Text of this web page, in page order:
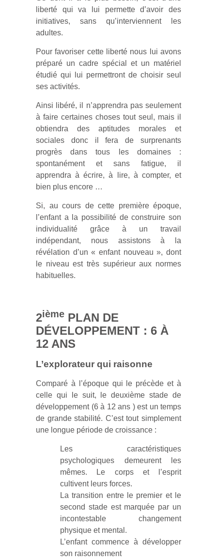
liberté qui va lui permette d’avoir des
initiatives, sans qu’interviennent les
adultes.
Pour favoriser cette liberté nous lui avons
préparé un cadre spécial et un matériel
étudié qui lui permettront de choisir seul
ses activités.
Ainsi libéré, il n’apprendra pas seulement
à faire certaines choses tout seul, mais il
obtiendra des aptitudes morales et
sociales donc il fera de surprenants
progrès dans tous les domaines :
spontanément et sans fatigue, il
apprendra à écrire, à lire, à compter, et
bien plus encore …
Si, au cours de cette première époque,
l’enfant a la possibilité de construire son
individualité grâce à un travail
indépendant, nous assistons à la
révélation d’un « enfant nouveau », dont
le niveau est très supérieur aux normes
habituelles.
2ième PLAN DE
DÉVELOPPEMENT : 6 À
12 ANS
L’explorateur qui raisonne
Comparé à l’époque qui le précède et à
celle qui le suit, le deuxième stade de
développement (6 à 12 ans ) est un temps
de grande stabilité. C’est tout simplement
une longue période de croissance :
Les caractéristiques
psychologiques demeurent les
mêmes. Le corps et l’esprit
cultivent leurs forces.
La transition entre le premier et le
second stade est marquée par un
incontestable changement
physique et mental.
L’enfant commence à développer
son raisonnement